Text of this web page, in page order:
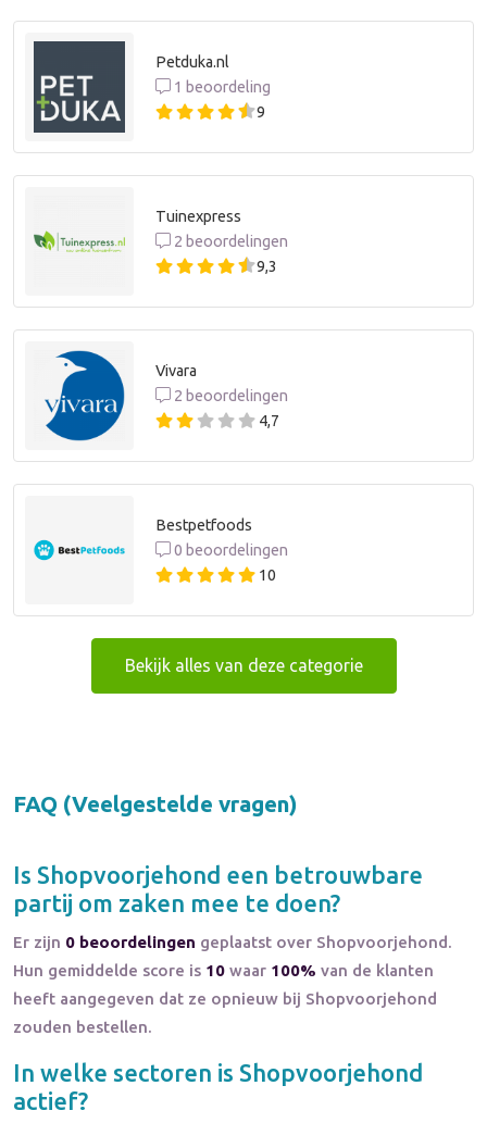
Petduka.nl
1 beoordeling
9
Tuinexpress
2 beoordelingen
9,3
Vivara
2 beoordelingen
4,7
Bestpetfoods
0 beoordelingen
10
Bekijk alles van deze categorie
FAQ (Veelgestelde vragen)
Is Shopvoorjehond een betrouwbare
partij om zaken mee te doen?
Er zijn 0 beoordelingen geplaatst over Shopvoorjehond.
Hun gemiddelde score is 10 waar 100% van de klanten
heeft aangegeven dat ze opnieuw bij Shopvoorjehond
zouden bestellen.
In welke sectoren is Shopvoorjehond
actief?